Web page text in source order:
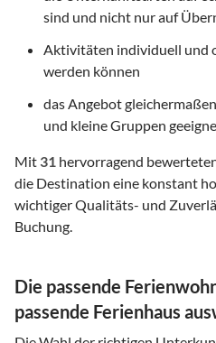
sind und nicht nur auf
Aktivitäten individuell und
werden können
das Angebot
und kleine Gruppen
Mit 31 hervorragend
die Destination eine konstant
wichtiger Qualitäts- und
Buchung.
Die passende
passende Ferienhaus